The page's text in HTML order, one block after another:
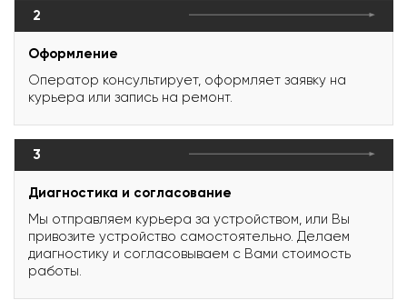
2
Оформление
Оператор консультирует, оформляет заявку на
курьера или запись на ремонт.
3
Диагностика и согласование
Мы отправляем курьера за устройством, или Вы
привозите устройство самостоятельно. Делаем
диагностику и согласовываем с Вами стоимость
работы.